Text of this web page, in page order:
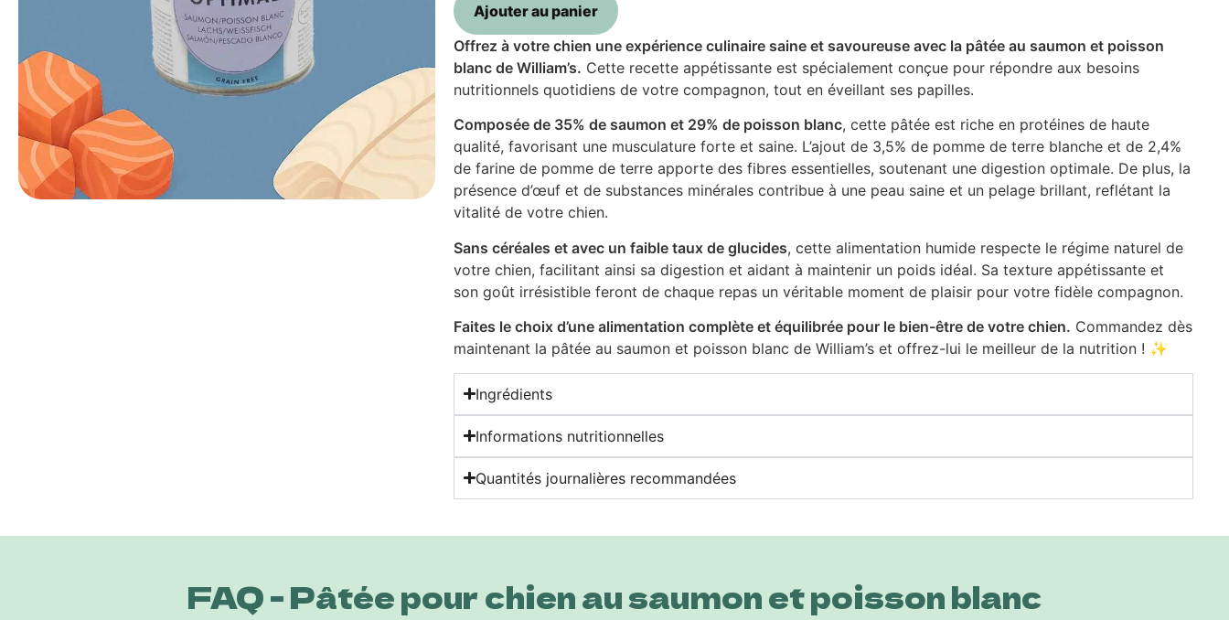
Ajouter au panier
Offrez à votre chien une expérience culinaire saine et savoureuse avec la pâtée au saumon et poisson
blanc de William’s. Cette recette appétissante est spécialement conçue pour répondre aux besoins
nutritionnels quotidiens de votre compagnon, tout en éveillant ses papilles.
Composée de 35% de saumon et 29% de poisson blanc, cette pâtée est riche en protéines de haute
qualité, favorisant une musculature forte et saine. L’ajout de 3,5% de pomme de terre blanche et de 2,4%
de farine de pomme de terre apporte des fibres essentielles, soutenant une digestion optimale. De plus, la
présence d’œuf et de substances minérales contribue à une peau saine et un pelage brillant, reflétant la
vitalité de votre chien.
Sans céréales et avec un faible taux de glucides, cette alimentation humide respecte le régime naturel de
votre chien, facilitant ainsi sa digestion et aidant à maintenir un poids idéal. Sa texture appétissante et
son goût irrésistible feront de chaque repas un véritable moment de plaisir pour votre fidèle compagnon.
Faites le choix d’une alimentation complète et équilibrée pour le bien-être de votre chien. Commandez dès
maintenant la pâtée au saumon et poisson blanc de William’s et offrez-lui le meilleur de la nutrition ! ✨
Ingrédients
Informations nutritionnelles
Quantités journalières recommandées
FAQ - Pâtée pour chien au saumon et poisson blanc